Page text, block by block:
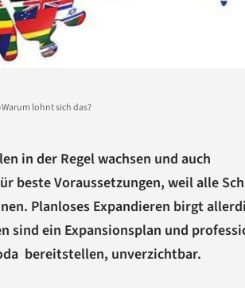
Warum lohnt sich das?
in der Regel wachsen und auch
beste Voraussetzungen, weil alle
Planloses Expandieren birgt
sind ein Expansionsplan und
bereitstellen, unverzichtbar.